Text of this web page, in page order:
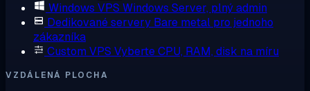
Windows VPS Windows Server, plný admin
Dedikované servery Bare metal pro jednoho
zákazníka
Custom VPS Vyberte CPU, RAM, disk na míru
VZDÁLENÁ PLOCHA